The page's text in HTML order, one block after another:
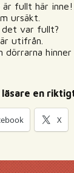
är fullt här inne!
ursäkt.
det var fullt?
utifrån.
dörrarna
läsare en
X